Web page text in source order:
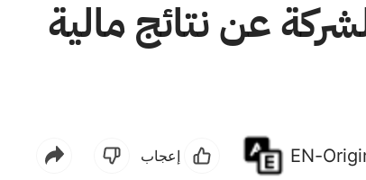
عن نتائج مالية
EN- إعجاب